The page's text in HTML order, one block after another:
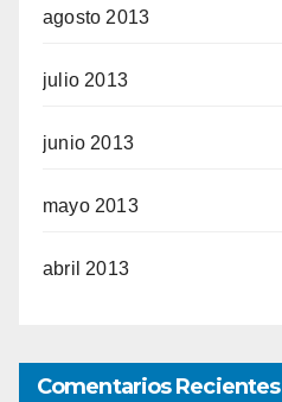
agosto 2013
julio 2013
junio 2013
mayo 2013
abril 2013
Comentarios Recientes